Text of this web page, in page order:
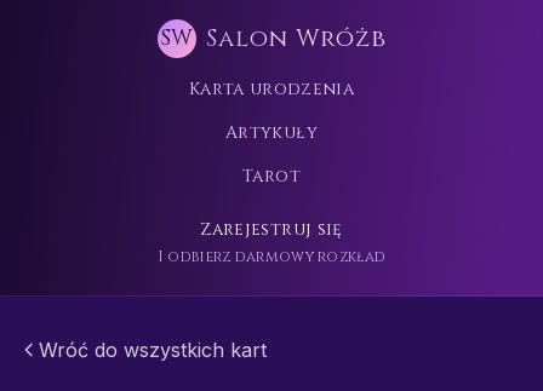
SW Salon Wróżb
Karta urodzenia
Artykuły
Tarot
Zarejestruj się
I odbierz darmowy rozkład
Wróć do wszystkich kart